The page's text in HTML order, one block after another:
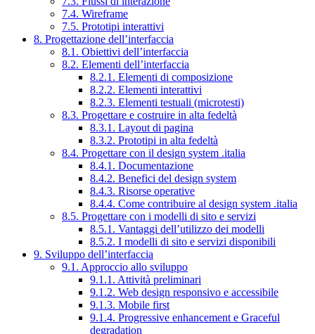
7.4. Wireframe
7.5. Prototipi interattivi
8. Progettazione dell’interfaccia
8.1. Obiettivi dell’interfaccia
8.2. Elementi dell’interfaccia
8.2.1. Elementi di composizione
8.2.2. Elementi interattivi
8.2.3. Elementi testuali (microtesti)
8.3. Progettare e costruire in alta fedeltà
8.3.1. Layout di pagina
8.3.2. Prototipi in alta fedeltà
8.4. Progettare con il design system .italia
8.4.1. Documentazione
8.4.2. Benefici del design system
8.4.3. Risorse operative
8.4.4. Come contribuire al design system .italia
8.5. Progettare con i modelli di sito e servizi
8.5.1. Vantaggi dell’utilizzo dei modelli
8.5.2. I modelli di sito e servizi disponibili
9. Sviluppo dell’interfaccia
9.1. Approccio allo sviluppo
9.1.1. Attività preliminari
9.1.2. Web design responsivo e accessibile
9.1.3. Mobile first
9.1.4. Progressive enhancement e Graceful
degradation